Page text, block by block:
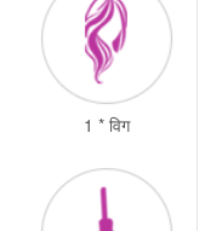
1 * विग